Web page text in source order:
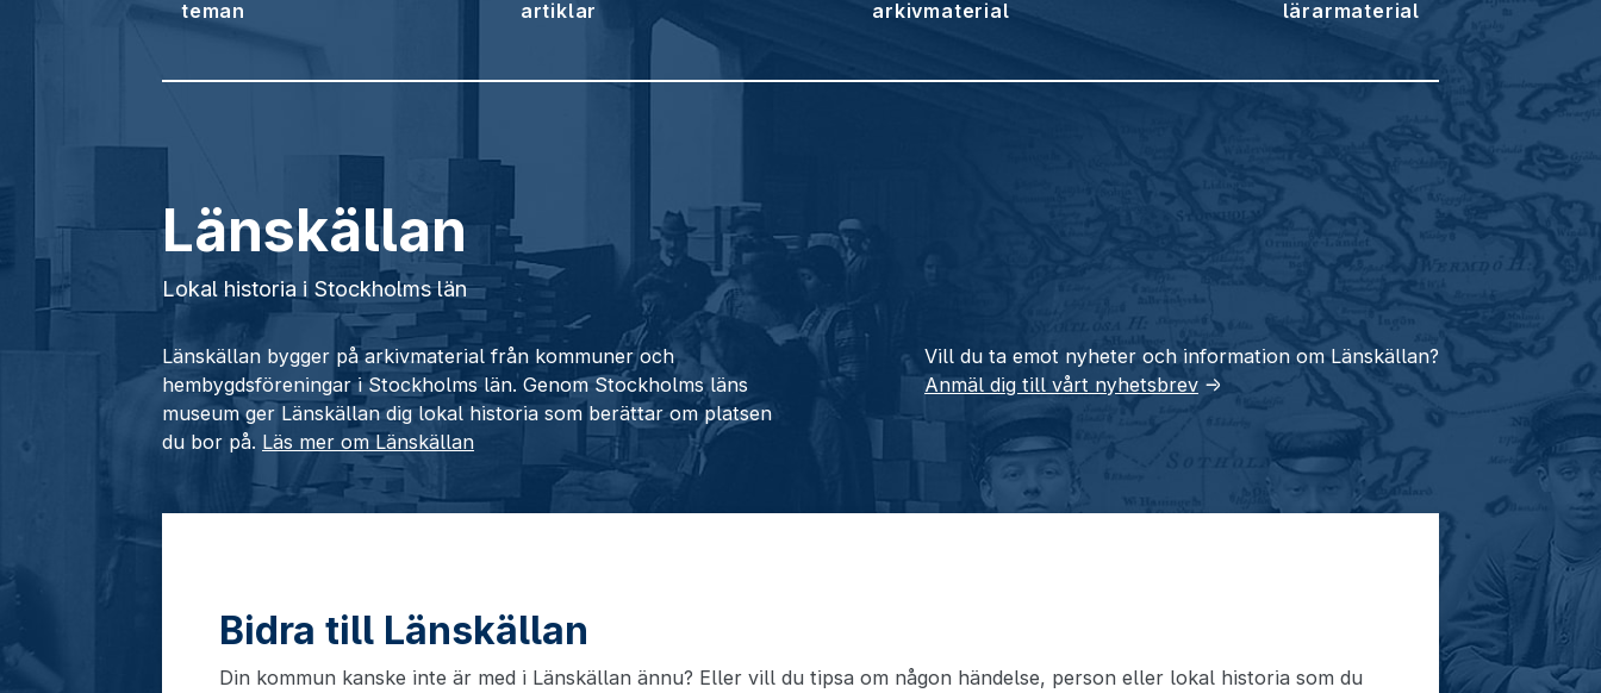
teman artiklar arkivmaterial lärarmaterial
Länskällan
Lokal historia i Stockholms län
Länskällan bygger på arkivmaterial från kommuner och
hembygdsföreningar i Stockholms län. Genom Stockholms läns
museum ger Länskällan dig lokal historia som berättar om platsen
du bor på. Läs mer om Länskällan
Vill du ta emot nyheter och information om Länskällan?
Anmäl dig till vårt nyhetsbrev →
Bidra till Länskällan
Din kommun kanske inte är med i Länskällan ännu? Eller vill du tipsa om någon händelse, person eller lokal historia som du